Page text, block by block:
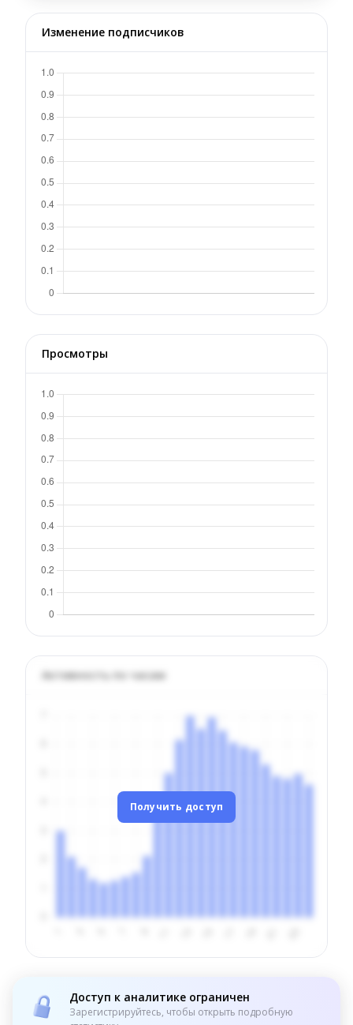
Изменение подписчиков
Просмотры
Активность по часам
Получить доступ
Доступ к аналитике ограничен
Зарегистрируйтесь, чтобы открыть подробную